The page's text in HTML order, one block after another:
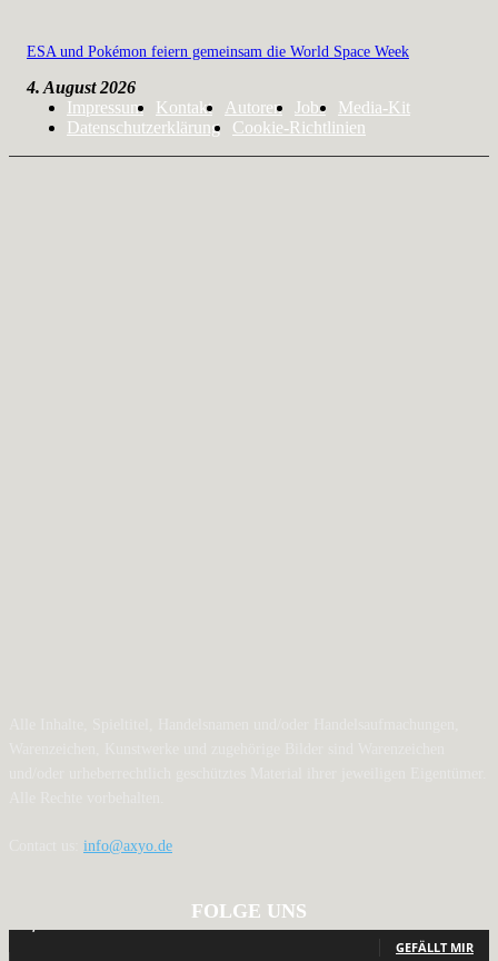
ESA und Pokémon feiern gemeinsam die World Space Week
4. August 2026
Impressum
Kontakt Autoren Jobs
Media-Kit
Datenschutzerklärung
Cookie-Richtlinien
info@axyo.de
FOLGE UNS
GEFÄLLT MIR